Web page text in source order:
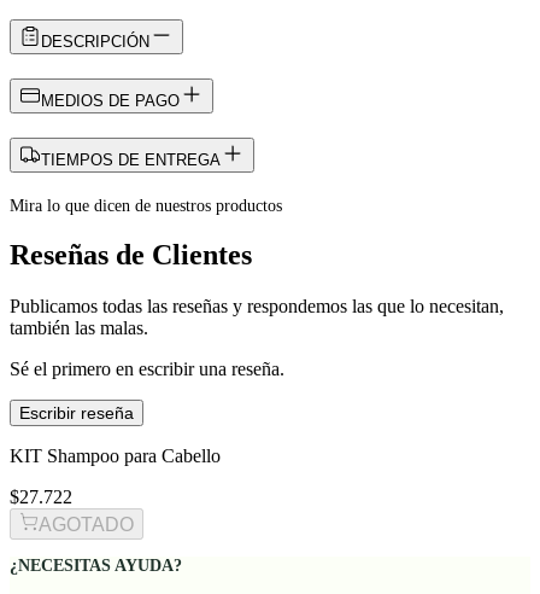
DESCRIPCIÓN
MEDIOS DE PAGO
TIEMPOS DE ENTREGA
Mira lo que dicen de nuestros productos
Reseñas de Clientes
Publicamos todas las reseñas y respondemos las que lo necesitan,
también las malas.
Sé el primero en escribir una reseña.
Escribir reseña
KIT Shampoo para Cabello
$27.722
AGOTADO
¿NECESITAS AYUDA?